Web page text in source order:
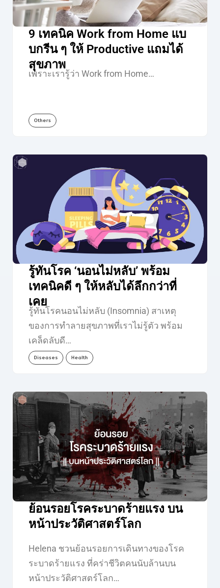
9 เทคนิค Work from Home แบ
บกรีน ๆ ให้ Productive แถมได้
สุขภาพ
เพราะเรารู้ว่า Work from Home…
Others
รู้ทันโรค ‘นอนไม่หลับ’ พร้อม
เทคนิคดี ๆ ให้หลับได้ลึกกว่าที่
เคย
รู้ทันโรคนอนไม่หลับ (Insomnia) สาเหตุ
ของการทำลายสุขภาพที่เราไม่รู้ตัว พร้อม
เคล็ดลับดี…
Diseases Health
ย้อนรอยโรคระบาดร้ายแรง บน
หน้าประวัติศาสตร์โลก
Helena ชวนย้อนรอยการเดินทางของโรค
ระบาดร้ายแรง ที่คร่าชีวิตคนนับล้านบน
หน้าประวัติศาสตร์โลก…